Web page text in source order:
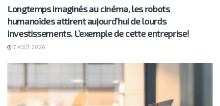
Longtemps imaginés au cinéma, les robots
humanoïdes attirent aujourd’hui de lourds
investissements. L’exemple de cette entreprise!
7 AOÛT 2026